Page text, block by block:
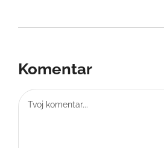
Komentar